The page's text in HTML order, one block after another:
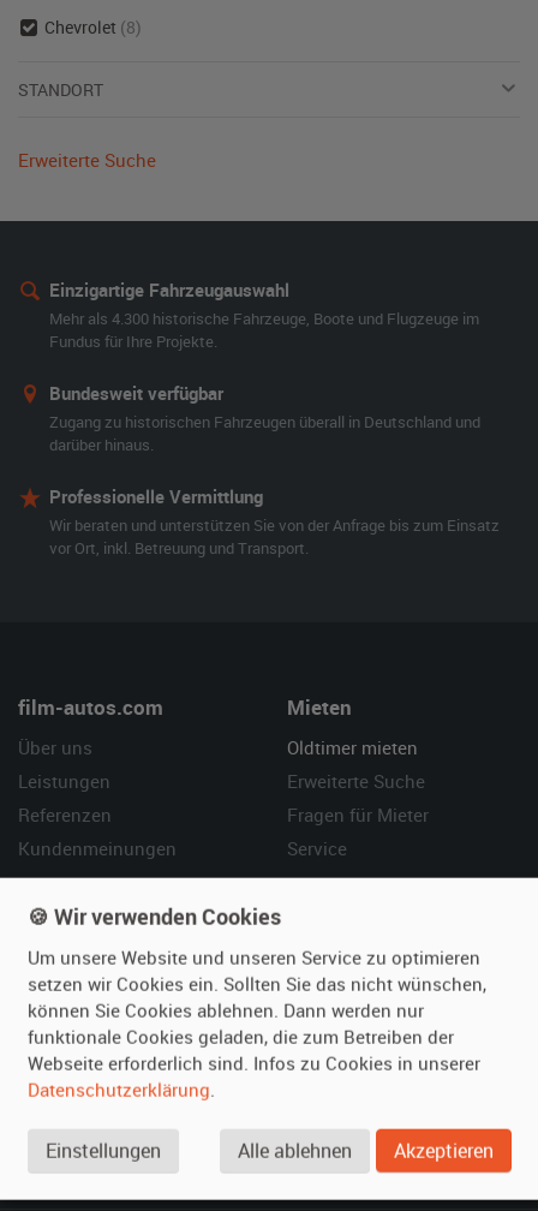
Chevrolet (8)
STANDORT
Erweiterte Suche
Einzigartige Fahrzeugauswahl
Mehr als 4.300 historische Fahrzeuge, Boote und Flugzeuge im
Fundus für Ihre Projekte.
Bundesweit verfügbar
Zugang zu historischen Fahrzeugen überall in Deutschland und
darüber hinaus.
Professionelle Vermittlung
Wir beraten und unterstützen Sie von der Anfrage bis zum Einsatz
vor Ort, inkl. Betreuung und Transport.
film-autos.com
Über uns
Leistungen
Referenzen
Kundenmeinungen
Mieten
Oldtimer mieten
Erweiterte Suche
Fragen für Mieter
Service
Vermieten
Oldtimer anmelden
Fotos senden
Fragen für Vermieter
Inserat verwalten
Häufige Fragen (FAQ)
So funktioniert's
Kontakt
Berühmte Filmautos –
unsere Top 10 ...
🍪 Wir verwenden Cookies
Um unsere Website und unseren Service zu optimieren
setzen wir Cookies ein. Sollten Sie das nicht wünschen,
können Sie Cookies ablehnen. Dann werden nur
funktionale Cookies geladen, die zum Betreiben der
Webseite erforderlich sind. Infos zu Cookies in unserer
Datenschutzerklärung.
Einstellungen Alle ablehnen Akzeptieren